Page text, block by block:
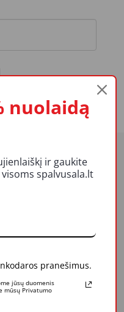
nuolaidą
ir gaukite
spalvusala.lt
pranešimus.
jūsų duomenis
mūsų Privatumo